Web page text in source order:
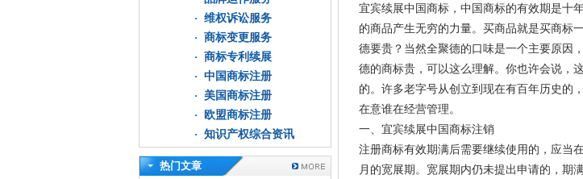
维权诉讼服务
商标变更服务
商标专利续展
中国商标注册
美国商标注册
欧盟商标注册
知识产权综合资讯
热门文章
宜宾续展中国商标，中国商标的有效期是十
的商品产生无穷的力量。买商品就是买商标
德要贵？当然全聚德的口味是一个主要原因
德的商标贵，可以这么理解。你也许会说，
的。许多老字号从创立到现在有百年历史的
在意谁在经营管理。
一、宜宾续展中国商标注销
注册商标有效期满后需要继续使用的，应当
月的宽展期。宽展期内仍未提出申请的，期